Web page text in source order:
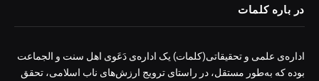
در باره کلمات
اداره‌ی علمی و تحقیقاتی(کلمات) یک اداره‌ی دَعَوی اهل سنت و الجماعت
بوده که به‌طور مستقل، در راستای ترویج ارزش‌های ناب اسلامی، تحقق